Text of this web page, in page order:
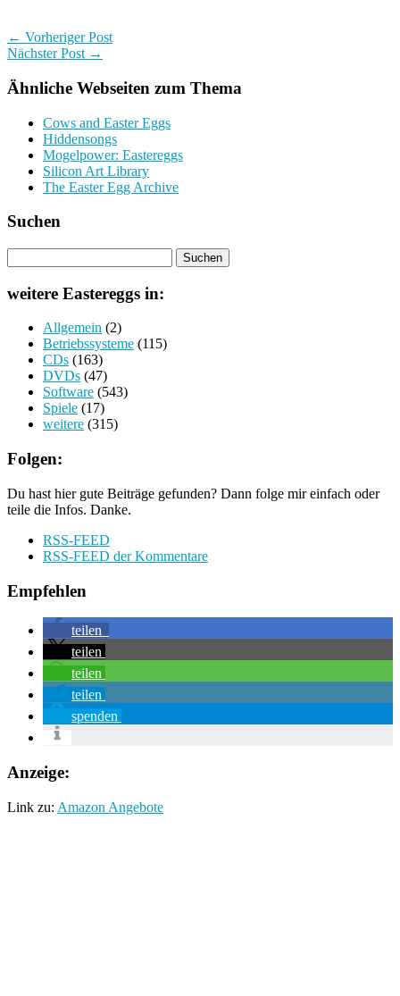
← Vorheriger Post
Nächster Post →
Ähnliche Webseiten zum Thema
Cows and Easter Eggs
Hiddensongs
Mogelpower: Eastereggs
Silicon Art Library
The Easter Egg Archive
Suchen
weitere Eastereggs in:
Allgemein (2)
Betriebssysteme (115)
CDs (163)
DVDs (47)
Software (543)
Spiele (17)
weitere (315)
Folgen:
Du hast hier gute Beiträge gefunden? Dann folge mir einfach oder
teile die Infos. Danke.
RSS-FEED
RSS-FEED der Kommentare
Empfehlen
teilen
teilen
teilen
teilen
spenden
Anzeige:
Link zu: Amazon Angebote